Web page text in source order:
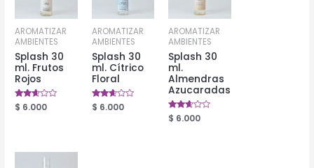
AROMATIZAR
AMBIENTES
Splash 30
ml. Frutos
Rojos
Valorado
en
$ 6.000
AROMATIZAR
AMBIENTES
Splash 30
ml. Cítrico
Floral
Valorado
en
$ 6.000
AROMATIZAR
AMBIENTES
Splash 30
ml.
Almendras
Azucaradas
Valorado
en
$ 6.000